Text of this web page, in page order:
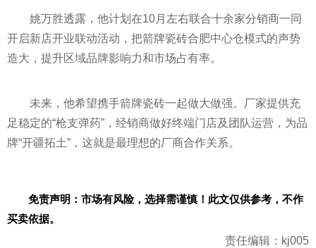
姚万胜透露，他计划在10月左右联合十余家分销商一同
开启新店开业联动活动，把箭牌瓷砖合肥中心仓模式的声势
造大，提升区域品牌影响力和市场占有率。
未来，他希望携手箭牌瓷砖一起做大做强。厂家提供充
足稳定的“枪支弹药”，经销商做好终端门店及团队运营，为品
牌“开疆拓土”，这就是最理想的厂商合作关系。
免责声明：市场有风险，选择需谨慎！此文仅供参考，不作
买卖依据。
责任编辑：kj005